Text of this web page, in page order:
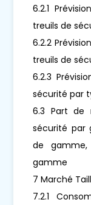
6.2.1
treuils de
6.2.2
treuils de
6.2.3
sécurité par
6.3 Part de
sécurité par
de
gamme
7 Marché
7.2.1